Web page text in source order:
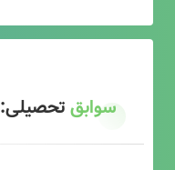
سوابقتحصیلی: